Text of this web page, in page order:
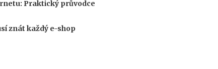
Praktický průvodce
znát každý e-shop